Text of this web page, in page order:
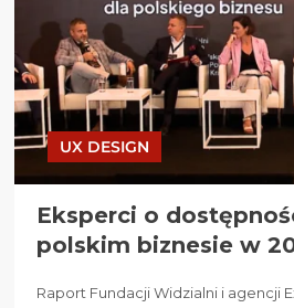
UX DESIGN
Eksperci o
polskim biznesie w
Raport Fundacji Widzialni i agencji